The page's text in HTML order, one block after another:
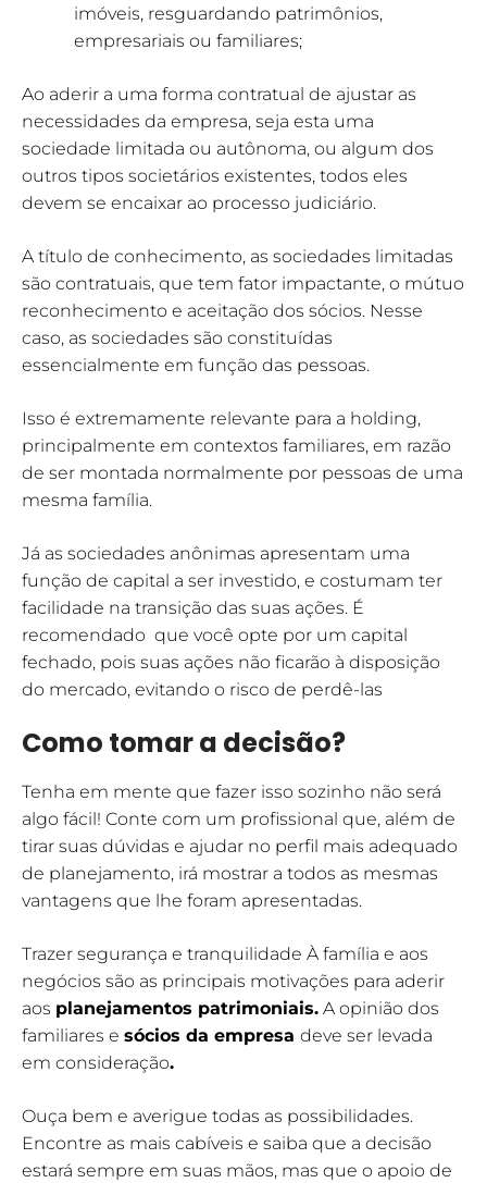
imóveis, resguardando patrimônios,
empresariais ou familiares;
Ao aderir a uma forma contratual de ajustar as
necessidades da empresa, seja esta uma
sociedade limitada ou autônoma, ou algum dos
outros tipos societários existentes, todos eles
devem se encaixar ao processo judiciário.
A título de conhecimento, as sociedades limitadas
são contratuais, que tem fator impactante, o mútuo
reconhecimento e aceitação dos sócios. Nesse
caso, as sociedades são constituídas
essencialmente em função das pessoas.
Isso é extremamente relevante para a holding,
principalmente em contextos familiares, em razão
de ser montada normalmente por pessoas de uma
mesma família.
Já as sociedades anônimas apresentam uma
função de capital a ser investido, e costumam ter
facilidade na transição das suas ações. É
recomendado que você opte por um capital
fechado, pois suas ações não ficarão à disposição
do mercado, evitando o risco de perdê-las
Como tomar a decisão?
Tenha em mente que fazer isso sozinho não será
algo fácil! Conte com um profissional que, além de
tirar suas dúvidas e ajudar no perfil mais adequado
de planejamento, irá mostrar a todos as mesmas
vantagens que lhe foram apresentadas.
Trazer segurança e tranquilidade À família e aos
negócios são as principais motivações para aderir
aos planejamentos patrimoniais. A opinião dos
familiares e sócios da empresa deve ser levada
em consideração.
Ouça bem e averigue todas as possibilidades.
Encontre as mais cabíveis e saiba que a decisão
estará sempre em suas mãos, mas que o apoio de